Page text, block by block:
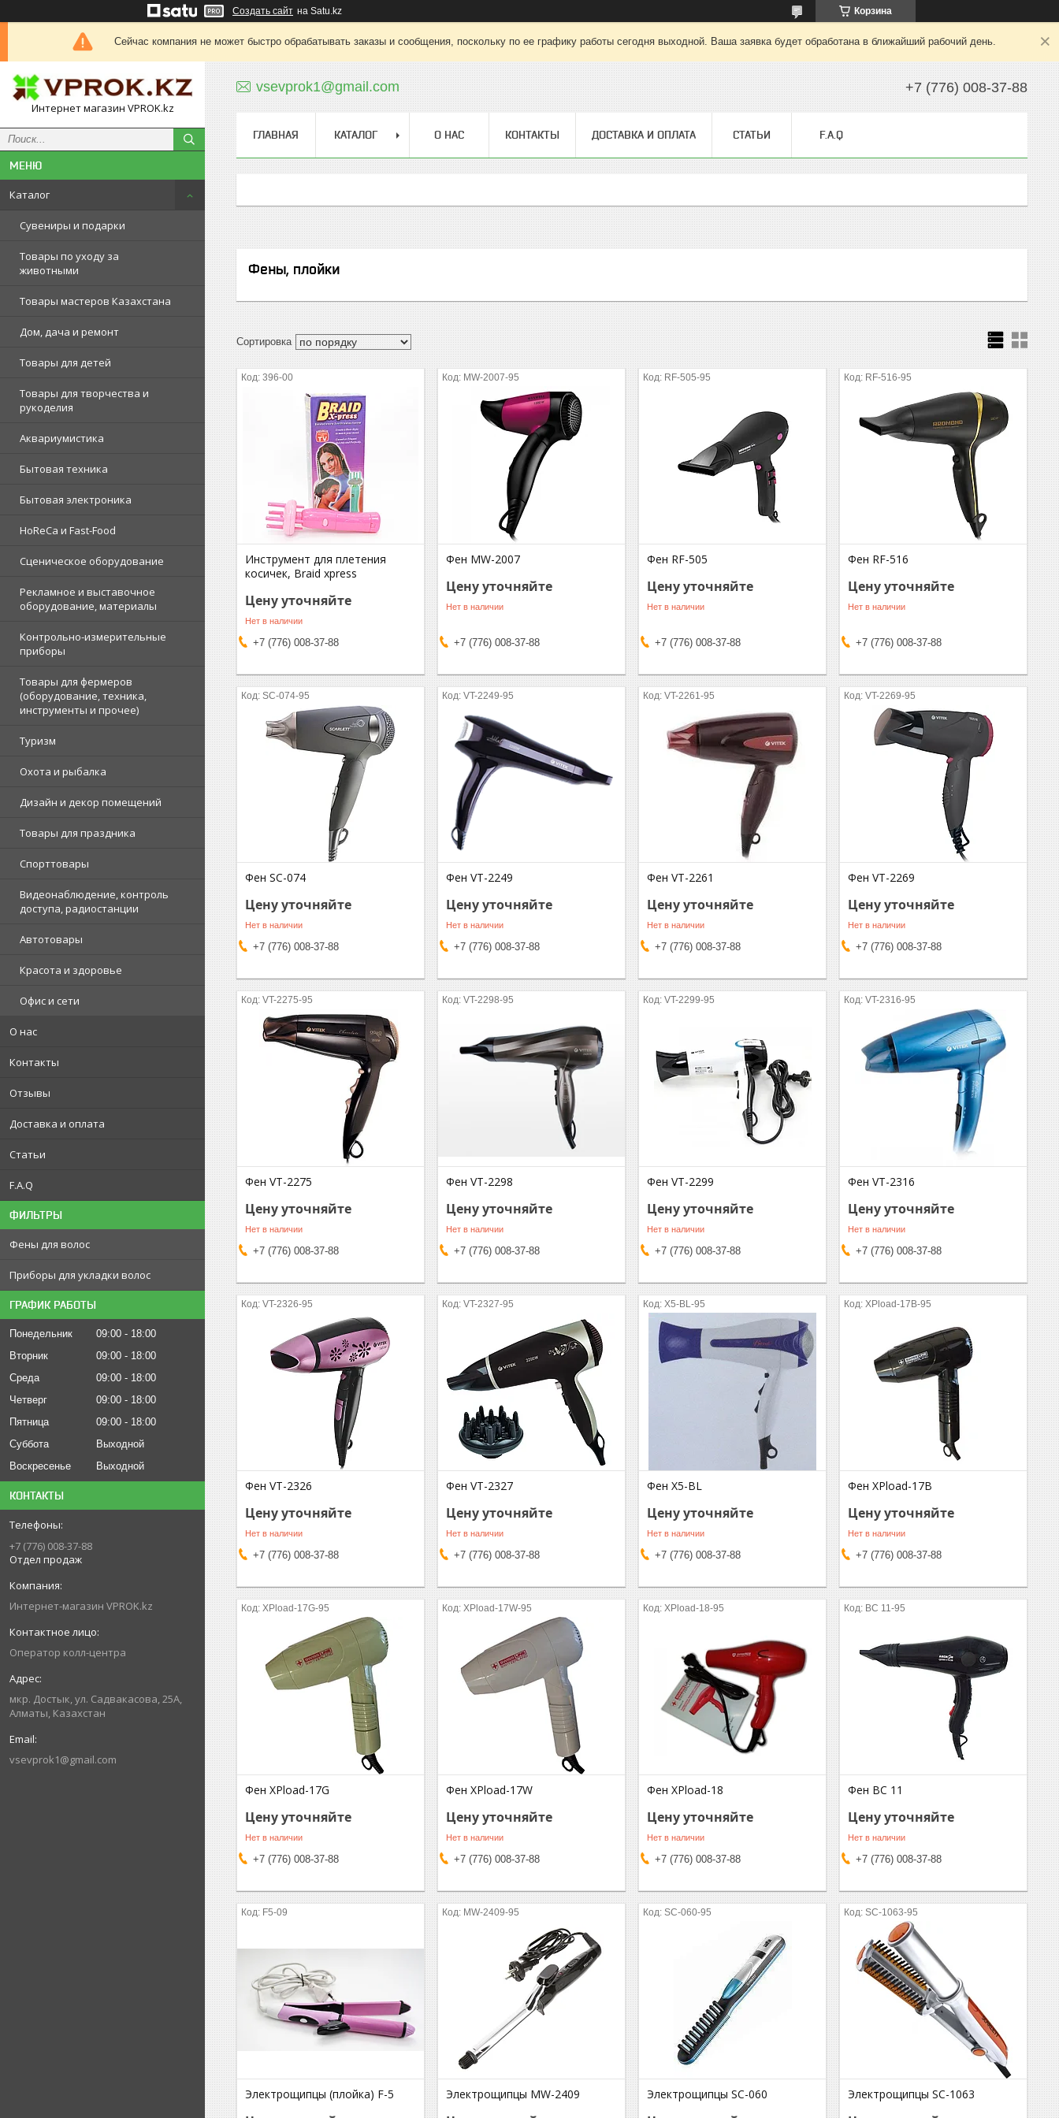
Создать сайт на Satu.kz Корзина
Сейчас компания не может быстро обрабатывать заказы и сообщения, поскольку по ее графику работы сегодня выходной. Ваша заявка будет обработана в ближайший рабочий день.
Интернет магазин VPROK.kz
Каталог
Сувениры и подарки
Товары по уходу за
животными
Товары мастеров Казахстана
Дом, дача и ремонт
Товары для детей
Товары для творчества и
рукоделия
Аквариумистика
Бытовая техника
Бытовая электроника
HoReCa и Fast-Food
Сценическое оборудование
Рекламное и выставочное
оборудование, материалы
Контрольно-измерительные
приборы
Товары для фермеров
(оборудование, техника,
инструменты и прочее)
Туризм
Охота и рыбалка
Дизайн и декор помещений
Товары для праздника
Спорттовары
Видеонаблюдение, контроль
доступа, радиостанции
Автотовары
Красота и здоровье
Офис и сети
О нас
Контакты
Отзывы
Доставка и оплата
Статьи
F.A.Q
ФИЛЬТРЫ
Фены для волос
Приборы для укладки волос
ГРАФИК РАБОТЫ
Понедельник 09:00
18:00
Вторник
09:00
18:00
Среда
09:00
18:00
Четверг
09:00
18:00
Пятница
09:00
18:00
Суббота
Выходной
Воскресенье
Выходной
КОНТАКТЫ
+7 (776) 008-37-88
Отдел продаж
Интернет-магазин VPROK.kz
Оператор колл-центра
мкр. Достык, ул. Садвакасова, 25А,
Алматы, Казахстан
vsevprok1@gmail.com
vsevprok1@gmail.com +7 (776) 008-37-88
ГЛАВНАЯ КАТАЛОГ О НАС КОНТАКТЫ ДОСТАВКА И ОПЛАТА СТАТЬИ F.A.Q
Фены, плойки
396-00
Инструмент для плетения
косичек, Вraid xpress
Цену уточняйте
Нет в наличии
+7 (776) 008-37-88
MW-2007-95
Фен MW-2007
Цену уточняйте
Нет в наличии
+7 (776) 008-37-88
RF-505-95
Фен RF-505
Цену уточняйте
Нет в наличии
+7 (776) 008-37-88
RF-516-95
Фен RF-516
Цену уточняйте
Нет в наличии
+7 (776) 008-37-88
SC-074-95
Фен SC-074
Цену уточняйте
Нет в наличии
+7 (776) 008-37-88
VT-2249-95
Фен VT-2249
Цену уточняйте
Нет в наличии
+7 (776) 008-37-88
VT-2261-95
Фен VT-2261
Цену уточняйте
Нет в наличии
+7 (776) 008-37-88
VT-2269-95
Фен VT-2269
Цену уточняйте
Нет в наличии
+7 (776) 008-37-88
VT-2275-95
Фен VT-2275
Цену уточняйте
Нет в наличии
+7 (776) 008-37-88
VT-2298-95
Фен VT-2298
Цену уточняйте
Нет в наличии
+7 (776) 008-37-88
VT-2299-95
Фен VT-2299
Цену уточняйте
Нет в наличии
+7 (776) 008-37-88
VT-2316-95
Фен VT-2316
Цену уточняйте
Нет в наличии
+7 (776) 008-37-88
VT-2326-95
Фен VT-2326
Цену уточняйте
Нет в наличии
+7 (776) 008-37-88
VT-2327-95
Фен VT-2327
Цену уточняйте
Нет в наличии
+7 (776) 008-37-88
X5-BL-95
Фен X5-BL
Цену уточняйте
Нет в наличии
+7 (776) 008-37-88
XPload-17B-95
Фен XPload-17B
Цену уточняйте
Нет в наличии
+7 (776) 008-37-88
XPload-17G-95
Фен XPload-17G
Цену уточняйте
Нет в наличии
+7 (776) 008-37-88
XPload-17W-95
Фен XPload-17W
Цену уточняйте
Нет в наличии
+7 (776) 008-37-88
XPload-18-95
Фен XPload-18
Цену уточняйте
Нет в наличии
+7 (776) 008-37-88
ВС 11-95
Фен ВС 11
Цену уточняйте
Нет в наличии
+7 (776) 008-37-88
F5-09
Электрощипцы (плойка) F-5
MW-2409-95
Электрощипцы MW-2409
SC-060-95
Электрощипцы SC-060
SC-1063-95
Электрощипцы SC-1063